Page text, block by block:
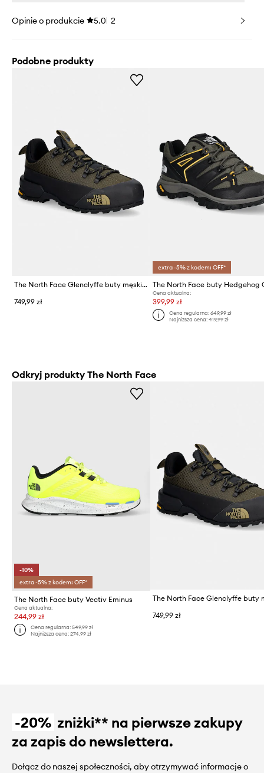
Opinie o produkcie 5.0 2
Podobne produkty
The North Face Glenclyffe buty męskie
749,99 zł
extra -5% z kodem: OFF*
Cena aktualna:
399,99 zł
Cena regularna: 649,99 zł
Najniższa cena: 419,99 zł
Odkryj produkty The North Face
-10%
extra -5% z kodem: OFF*
The North Face buty Vectiv Eminus
Cena aktualna:
244,99 zł
Cena regularna:549,99 zł
Najniższa cena:274,99 zł
749,99 zł
-20% zniżki** na pierwsze zakupy
za zapis do newslettera.
Dołącz do naszej społeczności, aby otrzymywać informacje o